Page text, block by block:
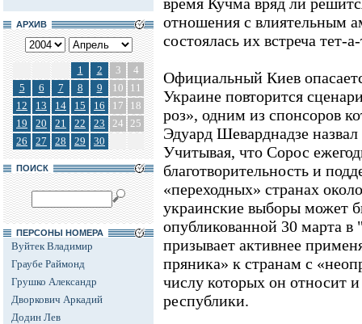
АРХИВ
1 2 3
4
5
6 7 8 9 10
11
12
13 14 15 16 17
18
19
20 21 22 23 24 25
26
27 28 29 30
ПОИСК
ПЕРСОНЫ НОМЕРА
Вуйтек Владимир
Граубе Раймонд
Грушко Александр
Дворкович Аркадий
Додин Лев
отношения с влиятельным
состоялась их встреча тет-а-
Официальный Киев
Украине повторится
роз», одним из спонсоров
Эдуард Шеварднадзе
Учитывая, что Сорос
благотворительность и
«переходных» странах
украинские выборы может
опубликованной 30 марта
призывает активнее
пряника» к странам с
числу которых он относит
республики.